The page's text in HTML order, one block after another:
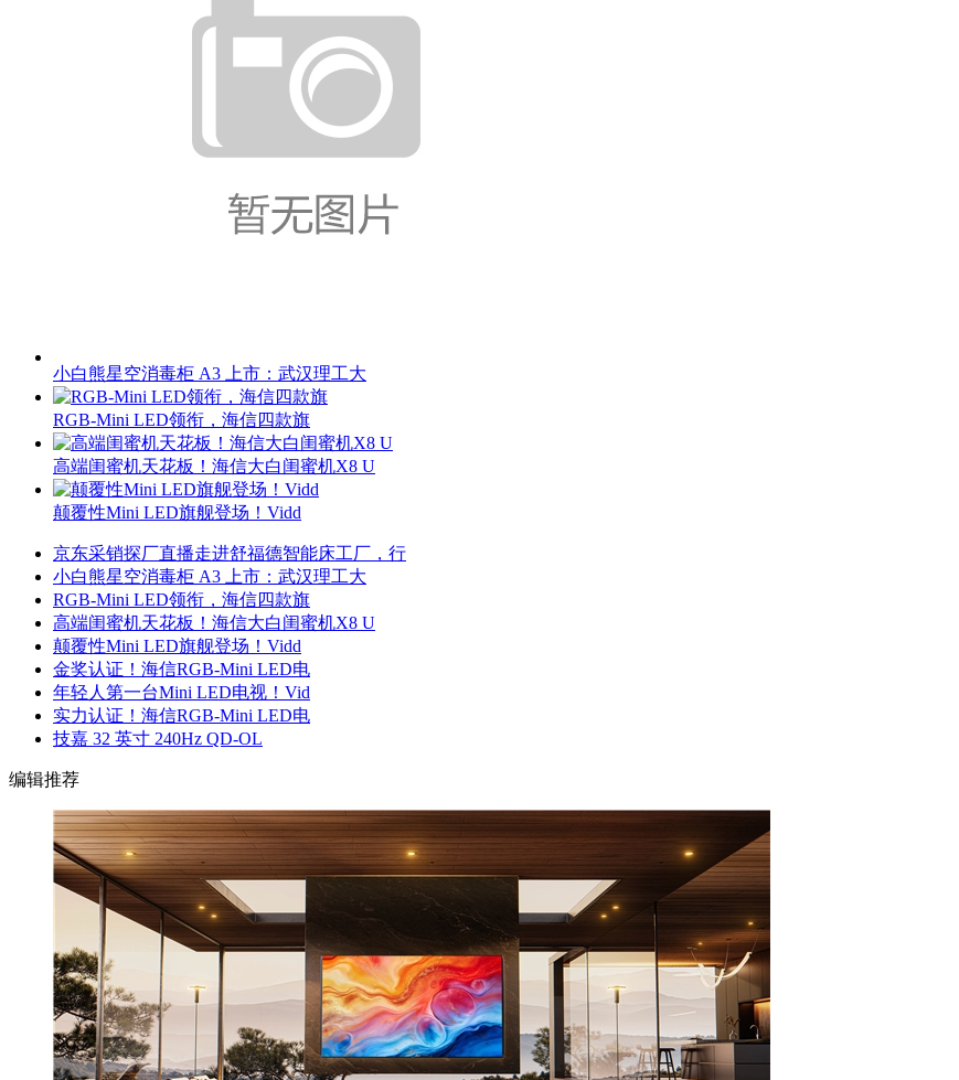
小白熊星空消毒柜 A3 上市：武汉理工大
RGB-Mini LED领衔，海信四款旗
高端闺蜜机天花板！海信大白闺蜜机X8 U
颠覆性Mini LED旗舰登场！Vidd
京东采销探厂直播走进舒福德智能床工厂，行
小白熊星空消毒柜 A3 上市：武汉理工大
RGB-Mini LED领衔，海信四款旗
高端闺蜜机天花板！海信大白闺蜜机X8 U
颠覆性Mini LED旗舰登场！Vidd
金奖认证！海信RGB-Mini LED电
年轻人第一台Mini LED电视！Vid
实力认证！海信RGB-Mini LED电
技嘉 32 英寸 240Hz QD-OL
编辑推荐